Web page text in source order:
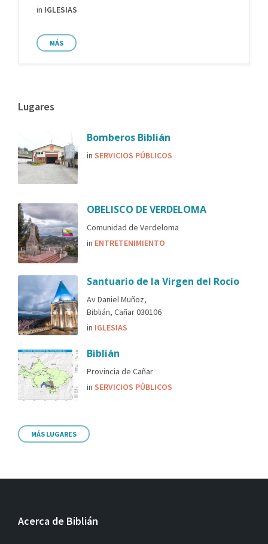
in IGLESIAS
MÁS
Lugares
Bomberos Biblián
in SERVICIOS PÚBLICOS
OBELISCO DE VERDELOMA
Comunidad de Verdeloma
in ENTRETENIMIENTO
Santuario de la Virgen del Rocío
Av Daniel Muñoz,
Biblián, Cañar 030106
in IGLESIAS
Biblián
Provincia de Cañar
in SERVICIOS PÚBLICOS
MÁS LUGARES
Acerca de Biblián